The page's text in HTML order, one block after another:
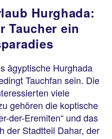
Hurghada:
Taucher ein
ägyptische Hurghada
Tauchfan sein. Die
viele
gehören die koptische
der-Eremiten“ und das
der Stadtteil Dahar, der